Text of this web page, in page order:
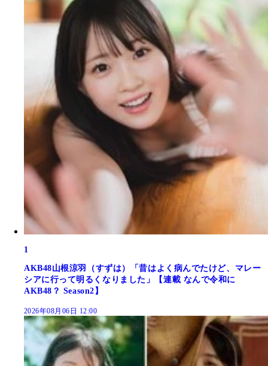
1
AKB48山根涼羽（すずは）「昔はよく病んでたけど、マレー
シアに行って明るくなりました」【連載 なんで令和に
AKB48？ Season2】
2026年08月06日 12:00